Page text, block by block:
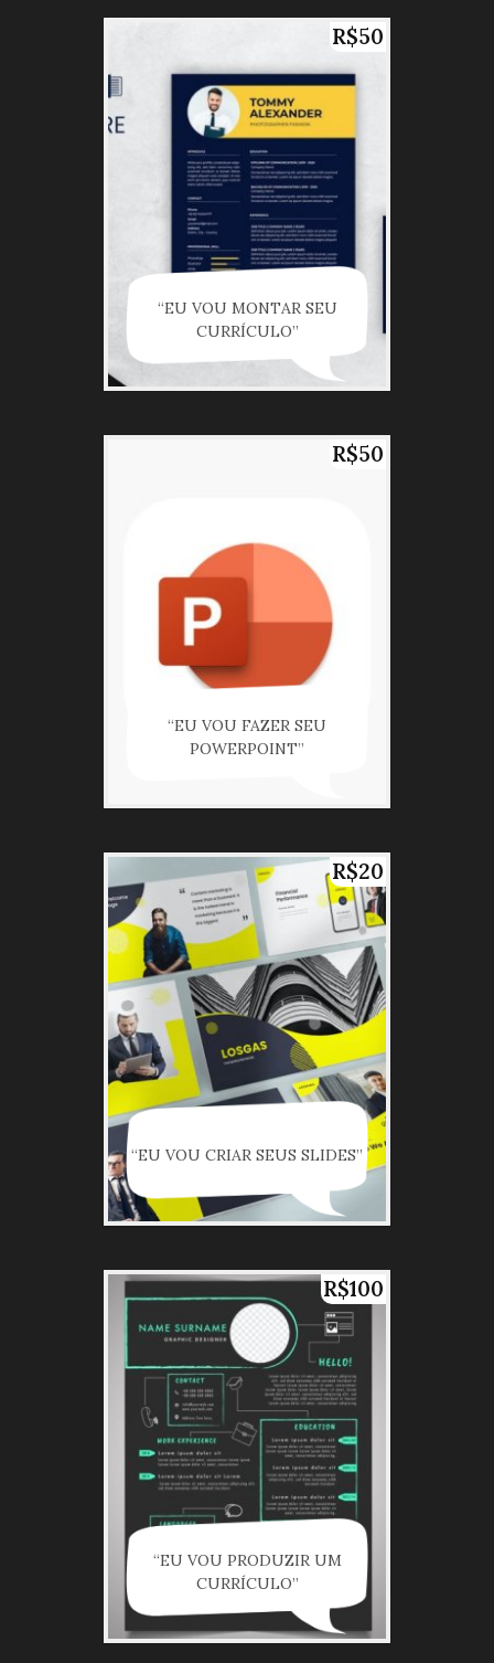
R$50
“EU VOU MONTAR SEU
CURRÍCULO”
R$50
“EU VOU FAZER SEU
POWERPOINT”
R$20
“EU VOU CRIAR SEUS SLIDES”
R$100
“EU VOU PRODUZIR UM
CURRÍCULO”